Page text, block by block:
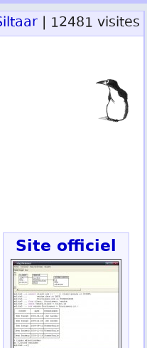
| 12481 visites
Site officiel